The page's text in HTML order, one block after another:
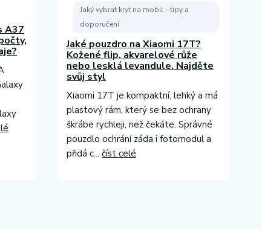
A37
Jaký vybrat kryt na mobil - tipy a
doporučení
Jaké pouzdro na Xiaomi 17T?
Kožené flip, akvarelové růže
nebo lesklá levandule. Najděte
svůj styl
Xiaomi 17T je kompaktní, lehký a má
plastový rám, který se bez ochrany
škrábe rychleji, než čekáte. Správné
pouzdlo ochrání záda i fotomodul a
přidá c...číst celé